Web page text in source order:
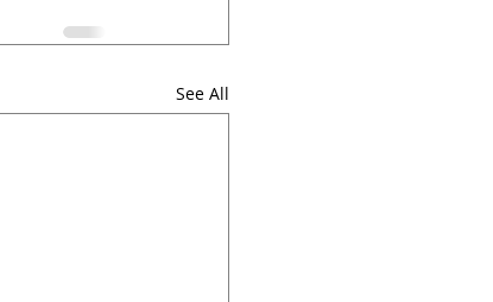
See All